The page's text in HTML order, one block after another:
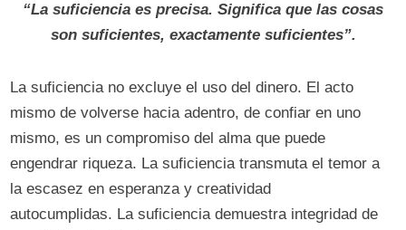
“La suficiencia es precisa. Significa que las cosas
son suficientes, exactamente suficientes”.
La suficiencia no excluye el uso del dinero. El acto
mismo de volverse hacia adentro, de confiar en uno
mismo, es un compromiso del alma que puede
engendrar riqueza. La suficiencia transmuta el temor a
la escasez en esperanza y creatividad
autocumplidas. La suficiencia demuestra integridad de